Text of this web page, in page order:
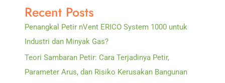
Recent Posts
Penangkal Petir nVent ERICO System 1000 untuk
Industri dan Minyak Gas?
Teori Sambaran Petir: Cara Terjadinya Petir,
Parameter Arus, dan Risiko Kerusakan Bangunan